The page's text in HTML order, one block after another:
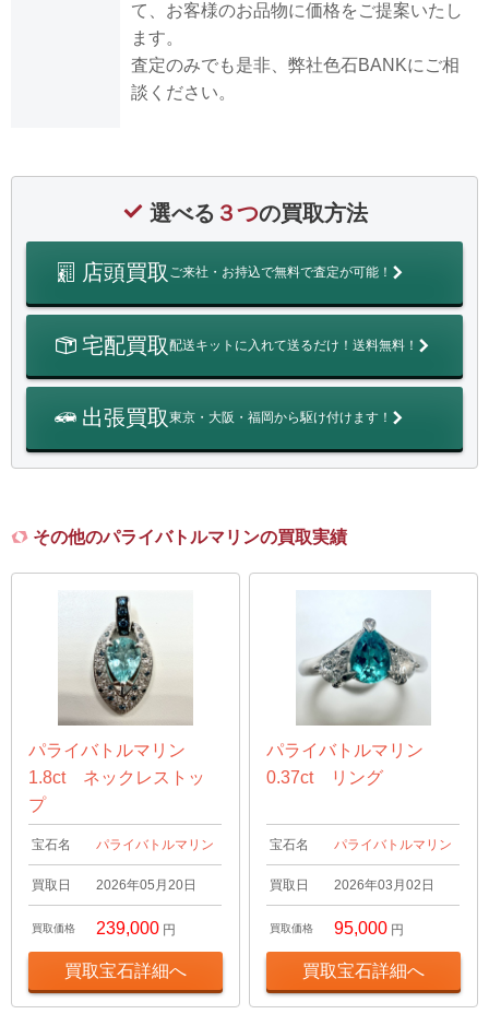
て、お客様のお品物に価格をご提案いたし
ます。
査定のみでも是非、弊社色石BANKにご相
談ください。
選べる ３つの買取方法
店頭買取 ご来社・お持込で無料で査定が可能！
宅配買取配送キットに入れて送るだけ！送料無料！
出張買取東京・大阪・福岡から駆け付けます！
その他のパライバトルマリンの買取実績
パライバトルマリン
1.8ct ネックレストッ
プ
宝石名 パライバトルマリン
買取日 2026年05月20日
買取価格 239,000 円
買取宝石詳細へ
パライバトルマリン
0.37ct リング
宝石名 パライバトルマリン
買取日 2026年03月02日
買取価格 95,000 円
買取宝石詳細へ